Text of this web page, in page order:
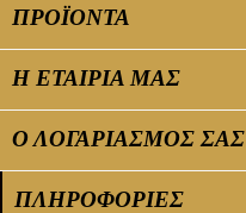
ΠΡΟΪΌΝΤΑ
Η ΕΤΑΙΡΊΑ ΜΑΣ
Ο ΛΟΓΑΡΙΑΣΜΌΣ ΣΑΣ
ΠΛΗΡΟΦΟΡΊΕΣ